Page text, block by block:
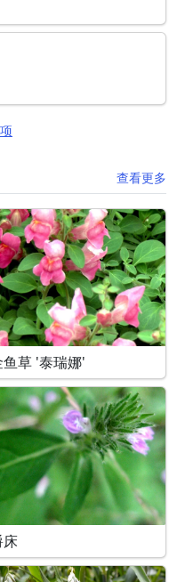
查看更多
鱼草 '泰瑞娜'
床